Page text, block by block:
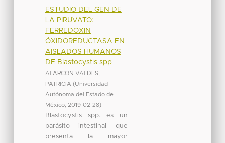
ESTUDIO DEL GEN DE
LA PIRUVATO:
FERREDOXIN
ÓXIDOREDUCTASA EN
AISLADOS HUMANOS
DE Blastocystis spp
ALARCON VALDES,
PATRICIA (Universidad
Autónoma del Estado de
México, 2019-02-28)
Blastocystis spp. es un
parásito intestinal que
presenta la mayor